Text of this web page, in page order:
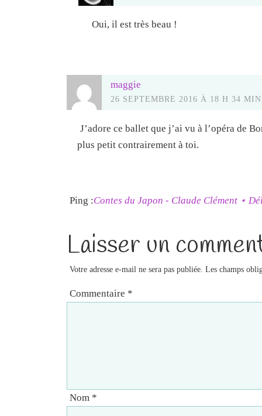
Oui, il est très beau !
maggie
26 SEPTEMBRE 2016 À 18 H 34 MIN
J’adore ce ballet que j’ai vu à l’opéra de
plus petit contrairement à toi.
Ping :Contes du Japon - Claude Clément ⋆
Laisser un
Votre adresse e-mail ne sera pas publiée. Les champs
Commentaire *
Nom *